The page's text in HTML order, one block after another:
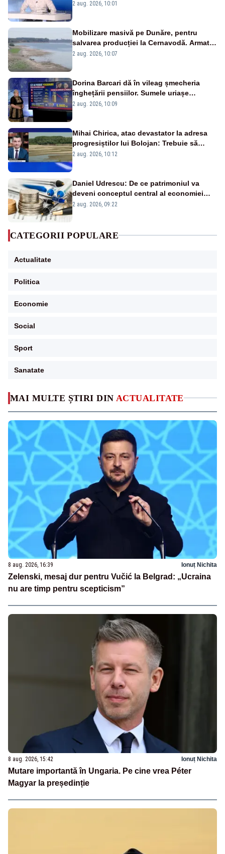
MAI MULTE ȘTIRI DIN ACTUALITATE
8 aug. 2026, 16:39 Ionuț Nichita
Zelenski, mesaj dur pentru Vučić la Belgrad: „Ucraina
nu are timp pentru scepticism”
8 aug. 2026, 15:42 Ionuț Nichita
Mutare importantă în Ungaria. Pe cine vrea Péter
Magyar la președinție
catastrofă pentru bănci și fondurile de
2 aug. 2026, 10:01
Mobilizare masivă pe Dunăre, pentru
salvarea producției la Cernavodă. Armata
va detona o stâncă și va devia apa
2 aug. 2026, 10:07
Dorina Barcari dă în vileag șmecheria
înghețării pensiilor. Sumele uriașe
pierdute de fiecare român
2 aug. 2026, 10:09
Mihai Chirica, atac devastator la adresa
progresiștilor lui Bolojan: Trebuie să
protejăm și natura, dar nu șținem omaneii
2 aug. 2026, 10:12
Daniel Udrescu: De ce patrimoniul va
deveni conceptul central al economiei
viitoare?
2 aug. 2026, 09:22
CATEGORII POPULARE
Actualitate
Politica
Economie
Social
Sport
Sanatate